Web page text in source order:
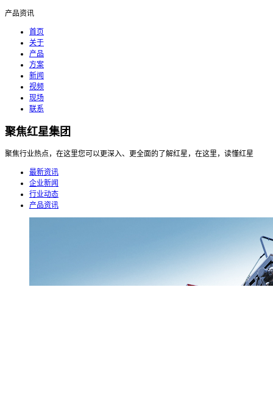
产品资讯
首页
关于
产品
方案
新闻
视频
现场
联系
聚焦红星集团
聚焦行业热点，在这里您可以更深入、更全面的了解红星，在这里，读懂红星
最新资讯
企业新闻
行业动态
产品资讯